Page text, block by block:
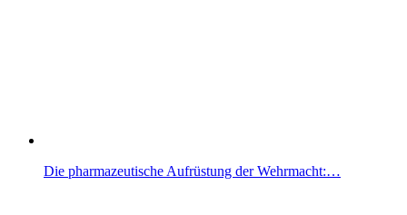
Die pharmazeutische Aufrüstung der Wehrmacht:…